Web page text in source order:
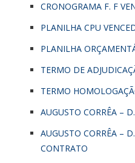
CRONOGRAMA F. F
PLANILHA CPU
PLANILHA
TERMO DE
TERMO
AUGUSTO CORRÊA –
AUGUSTO CORRÊA –
CONTRATO